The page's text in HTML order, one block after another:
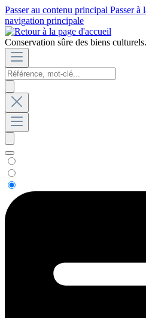
Passer au contenu principal Passer à
navigation principale
Conservation sûre des biens culturels.